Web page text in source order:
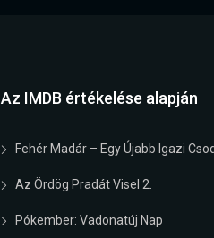
Az IMDB értékelése alapján
Fehér Madár – Egy Újabb Igazi
Az Ördög Pradát Visel 2.
Pókember: Vadonatúj Nap